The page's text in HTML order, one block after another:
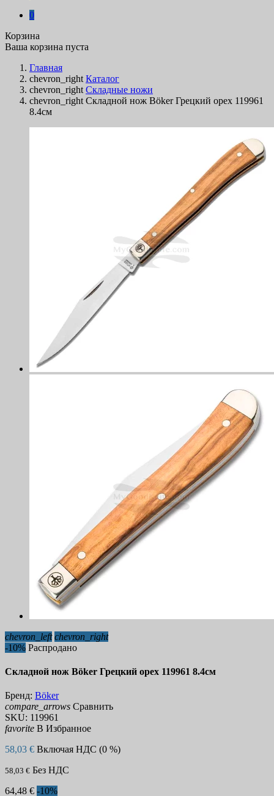
0
Корзина
Ваша корзина пуста
Главная
chevron_right Каталог
chevron_right Складные ножи
chevron_right Складной нож Böker Грецкий орех 119961
8.4см
chevron_left chevron_right
-10% Распродано
Складной нож Böker Грецкий орех 119961 8.4см
Бренд: Böker
compare_arrows Сравнить
SKU: 119961
favorite В Избранное
58,03 € Включая НДС (0 %)
58,03 € Без НДС
64,48 € -10%